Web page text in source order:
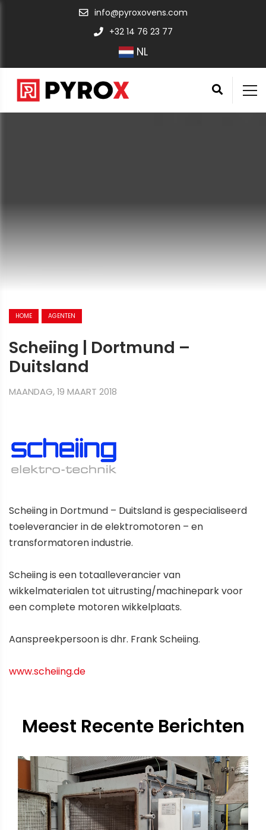
info@pyroxovens.com
+32 14 76 23 77
NL
HOME AGENTEN
Scheiing | Dortmund –
Duitsland
MAANDAG, 19 MAART 2018
Scheiing in Dortmund – Duitsland is gespecialiseerd
toeleverancier in de elektromotoren – en
transformatoren industrie.
Scheiing is een totaalleverancier van
wikkelmaterialen tot uitrusting/machinepark voor
een complete motoren wikkelplaats.
Aanspreekpersoon is dhr. Frank Scheiing.
www.scheiing.de
Meest Recente Berichten